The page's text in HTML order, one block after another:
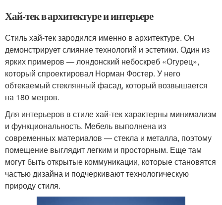
Хай-тек в архитектуре и интерьере
Стиль хай-тек зародился именно в архитектуре. Он
демонстрирует слияние технологий и эстетики. Один из
ярких примеров — лондонский небоскреб «Огурец»,
который спроектировал Норман Фостер. У него
обтекаемый стеклянный фасад, который возвышается
на 180 метров.
Для интерьеров в стиле хай-тек характерны минимализм
и функциональность. Мебель выполнена из
современных материалов — стекла и металла, поэтому
помещение выглядит легким и просторным. Еще там
могут быть открытые коммуникации, которые становятся
частью дизайна и подчеркивают технологическую
природу стиля.